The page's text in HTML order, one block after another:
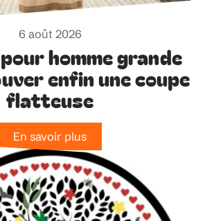
6 août 2026
homme grande
enfin une coupe
flatteuse
En savoir plus